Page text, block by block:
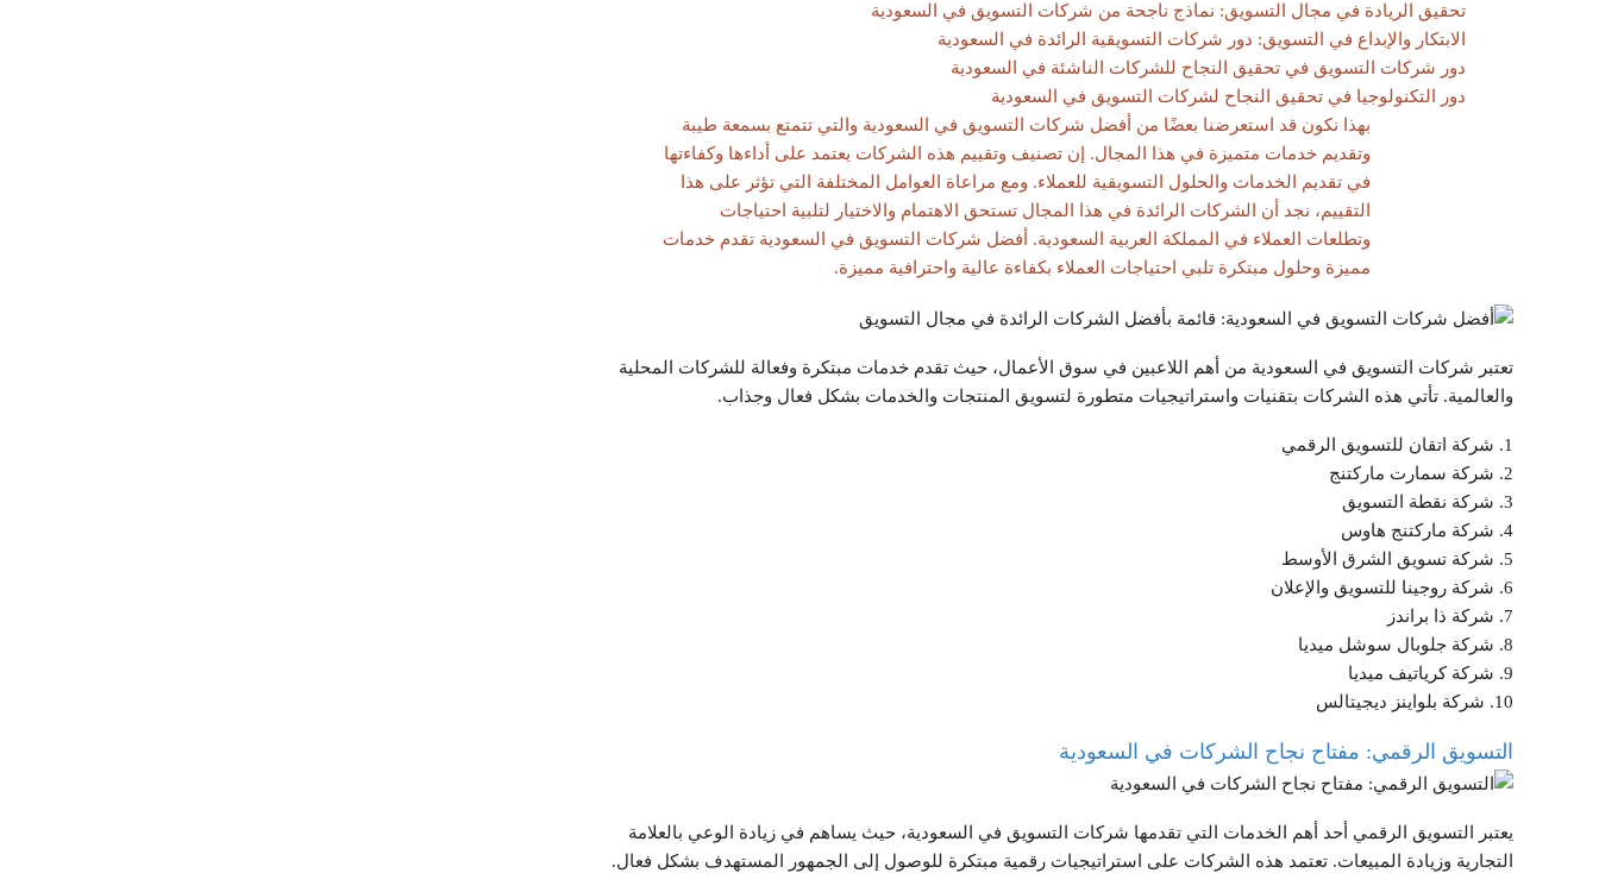
تحقيق الريادة في مجال التسويق: نماذج ناجحة من شركات التسويق في السعودية
الابتكار والإبداع في التسويق: دور شركات التسويقية الرائدة في السعودية
دور شركات التسويق في تحقيق النجاح للشركات الناشئة في السعودية
دور التكنولوجيا في تحقيق النجاح لشركات التسويق في السعودية
بهذا نكون قد استعرضنا بعضًا من أفضل شركات التسويق في السعودية والتي تتمتع بسمعة طيبة
وتقديم خدمات متميزة في هذا المجال. إن تصنيف وتقييم هذه الشركات يعتمد على أداءها وكفاءتها
في تقديم الخدمات والحلول التسويقية للعملاء. ومع مراعاة العوامل المختلفة التي تؤثر على هذا
التقييم، نجد أن الشركات الرائدة في هذا المجال تستحق الاهتمام والاختيار لتلبية احتياجات
وتطلعات العملاء في المملكة العربية السعودية. أفضل شركات التسويق في السعودية تقدم خدمات
مميزة وحلول مبتكرة تلبي احتياجات العملاء بكفاءة عالية واحترافية مميزة.
تعتبر شركات التسويق في السعودية من أهم اللاعبين في سوق الأعمال، حيث تقدم خدمات مبتكرة وفعالة للشركات المحلية
والعالمية. تأتي هذه الشركات بتقنيات واستراتيجيات متطورة لتسويق المنتجات والخدمات بشكل فعال وجذاب.
1. شركة اتقان للتسويق الرقمي
2. شركة سمارت ماركتنج
3. شركة نقطة التسويق
4. شركة ماركتنج هاوس
5. شركة تسويق الشرق الأوسط
6. شركة روجينا للتسويق والإعلان
7. شركة ذا براندز
8. شركة جلوبال سوشل ميديا
9. شركة كرياتيف ميديا
10. شركة بلواينز ديجيتالس
التسويق الرقمي: مفتاح نجاح الشركات في السعودية
يعتبر التسويق الرقمي أحد أهم الخدمات التي تقدمها شركات التسويق في السعودية، حيث يساهم في زيادة الوعي بالعلامة
التجارية وزيادة المبيعات. تعتمد هذه الشركات على استراتيجيات رقمية مبتكرة للوصول إلى الجمهور المستهدف بشكل فعال.